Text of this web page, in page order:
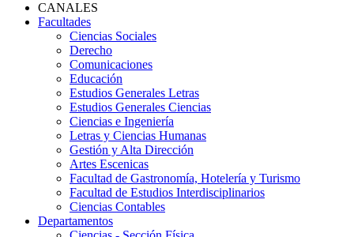
CANALES
Facultades
Ciencias Sociales
Derecho
Comunicaciones
Educación
Estudios Generales Letras
Estudios Generales Ciencias
Ciencias e Ingeniería
Letras y Ciencias Humanas
Gestión y Alta Dirección
Artes Escenicas
Facultad de Gastronomía, Hotelería y Turismo
Facultad de Estudios Interdisciplinarios
Ciencias Contables
Departamentos